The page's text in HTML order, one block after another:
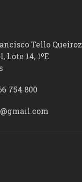
Tello Queiroz
Lote 14, 1ºE
754 800